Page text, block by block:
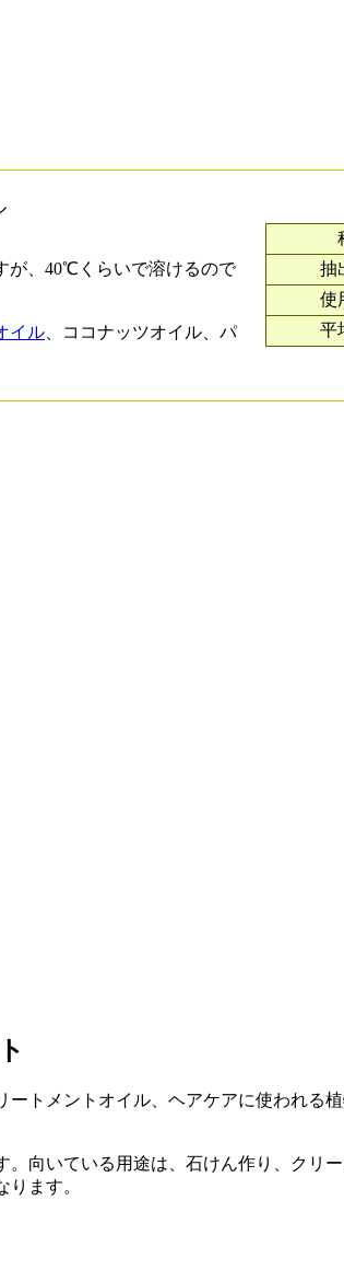
が、40℃くらいで溶けるので
イル 、ココナッツオイル、パ
抽
使
平
トメントオイル、ヘアケアに使われる
向いている用途は、石けん作り、クリ
ます。